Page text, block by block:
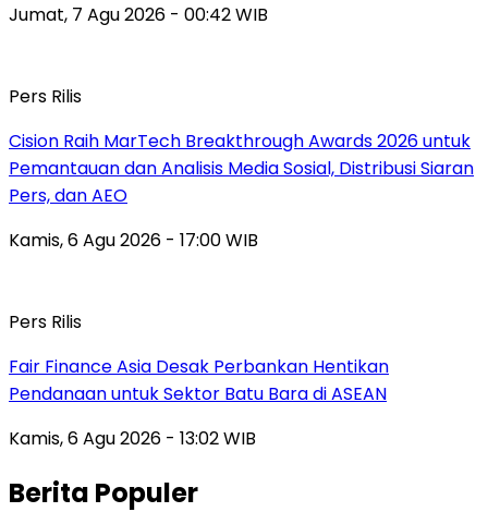
Jumat, 7 Agu 2026 - 00:42 WIB
Pers Rilis
Cision Raih MarTech Breakthrough Awards 2026 untuk
Pemantauan dan Analisis Media Sosial, Distribusi Siaran
Pers, dan AEO
Kamis, 6 Agu 2026 - 17:00 WIB
Pers Rilis
Fair Finance Asia Desak Perbankan Hentikan
Pendanaan untuk Sektor Batu Bara di ASEAN
Kamis, 6 Agu 2026 - 13:02 WIB
Berita Populer